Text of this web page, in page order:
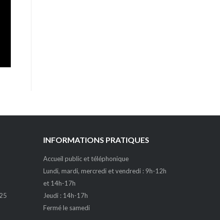
INFORMATIONS PRATIQUES
Accueil public et téléphonique
Lundi, mardi, mercredi et vendredi : 9h-12h
et 14h-17h
Jeudi : 14h-17h
Fermé le samedi